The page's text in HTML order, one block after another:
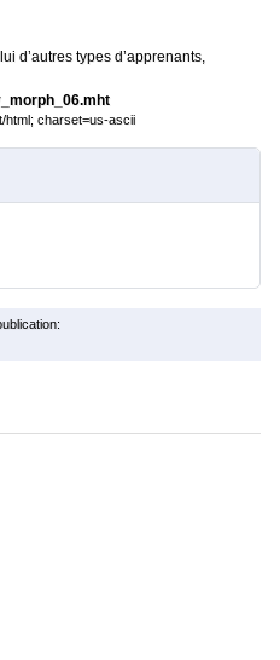
d’autres types d’apprenants,
html; charset=us-ascii